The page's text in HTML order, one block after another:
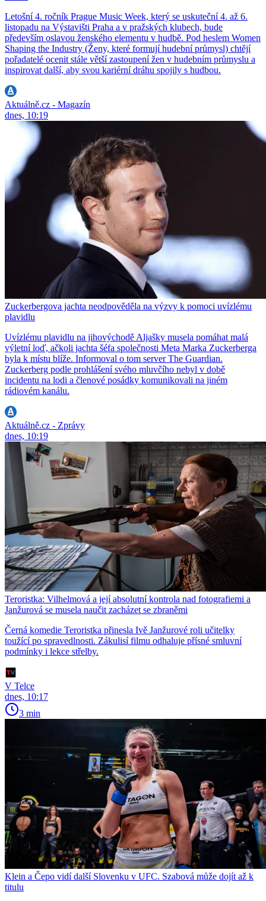
Letošní 4. ročník Prague Music Week, který se uskuteční 4. až 6.
listopadu na Výstavišti Praha a v pražských klubech, bude
především oslavou ženského elementu v hudbě. Pod heslem Women
Shaping the Industry (Ženy, které formují hudební průmysl) chtějí
pořadatelé ocenit stále větší zastoupení žen v hudebním průmyslu a
inspirovat další, aby svou kariérní dráhu spojily s hudbou.
Aktuálně.cz - Magazín
dnes, 10:19
Zuckerbergova jachta neodpověděla na výzvy k pomoci uvízlému
plavidlu
Uvízlému plavidlu na jihovýchodě Aljašky musela pomáhat malá
výletní loď, ačkoli jachta šéfa společnosti Meta Marka Zuckerberga
byla k místu blíže. Informoval o tom server The Guardian.
Zuckerberg podle prohlášení svého mluvčího nebyl v době
incidentu na lodi a členové posádky komunikovali na jiném
rádiovém kanálu.
Aktuálně.cz - Zprávy
dnes, 10:19
Teroristka: Vilhelmová a její absolutní kontrola nad fotografiemi a
Janžurová se musela naučit zacházet se zbraněmi
Černá komedie Teroristka přinesla Ivě Janžurové roli učitelky
toužící po spravedlnosti. Zákulisí filmu odhaluje přísné smluvní
podmínky i lekce střelby.
V Telce
dnes, 10:17
3 min
Klein a Čepo vidí další Slovenku v UFC. Szabová může dojít až k
titulu